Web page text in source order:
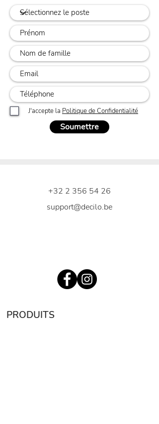
J'accepte la Politique de Confidentialité
Soumettre
+32 2 356 54 26
support@decilo.be
PRODUITS